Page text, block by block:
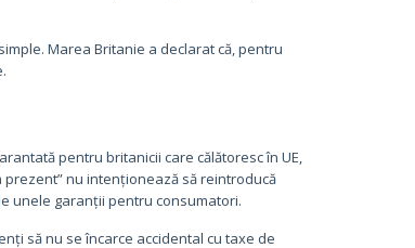
Marea Britanie a declarat că, pentru
pentru britanicii care călătoresc în UE,
nu intenționează să reintroducă
unele garanții pentru consumatori.
să nu se încarce accidental cu taxe de